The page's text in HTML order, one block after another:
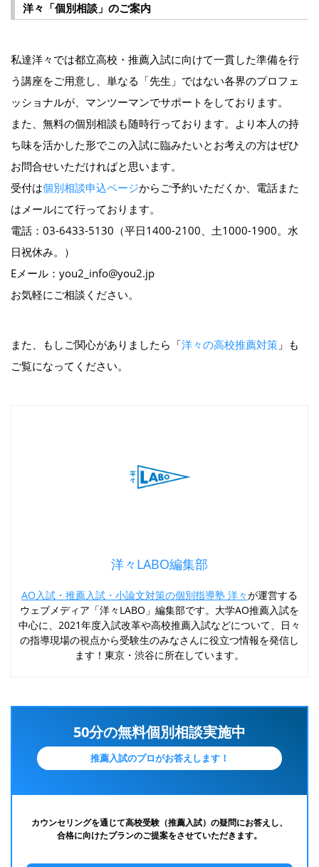
洋々「個別相談」のご案内
私達洋々では都立高校・推薦入試に向けて一貫した準備を行
う講座をご用意し、単なる「先生」ではない各界のプロフェ
ッショナルが、マンツーマンでサポートをしております。
また、無料の個別相談も随時行っております。より本人の持
ち味を活かした形でこの入試に臨みたいとお考えの方はぜひ
お問合せいただければと思います。
受付は個別相談申込ページからご予約いただくか、電話また
はメールにて行っております。
電話：03-6433-5130（平日1400-2100、土1000-1900。水
日祝休み。）
Eメール：you2_info@you2.jp
お気軽にご相談ください。
また、もしご関心がありましたら「洋々の高校推薦対策 」も
ご覧になってください。
洋々LABO編集部
AO入試・推薦入試・小論文対策の個別指導塾 洋々が運営する
ウェブメディア「洋々LABO」編集部です。大学AO推薦入試を
中心に、2021年度入試改革や高校推薦入試などについて、日々
の指導現場の視点から受験生のみなさんに役立つ情報を発信し
ます！東京・渋谷に所在しています。
50分の無料個別相談実施中
推薦入試のプロがお答えします！
カウンセリングを通じて高校受験（推薦入試）の疑問にお答えし、
合格に向けたプランのご提案をさせていただきます。